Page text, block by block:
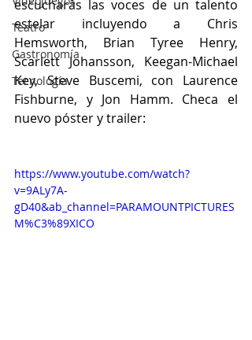
Teatro
Gastronomía
Tecnología
escucharás las voces de un talento
estelar incluyendo a Chris
Hemsworth, Brian Tyree Henry,
Scarlett Johansson, Keegan-Michael
Key, Steve Buscemi, con Laurence
Fishburne, y Jon Hamm. Checa el
nuevo póster y trailer:
https://www.youtube.com/watch?
v=9ALy7A-
gD40&ab_channel=PARAMOUNTPICTURES
M%C3%89XICO